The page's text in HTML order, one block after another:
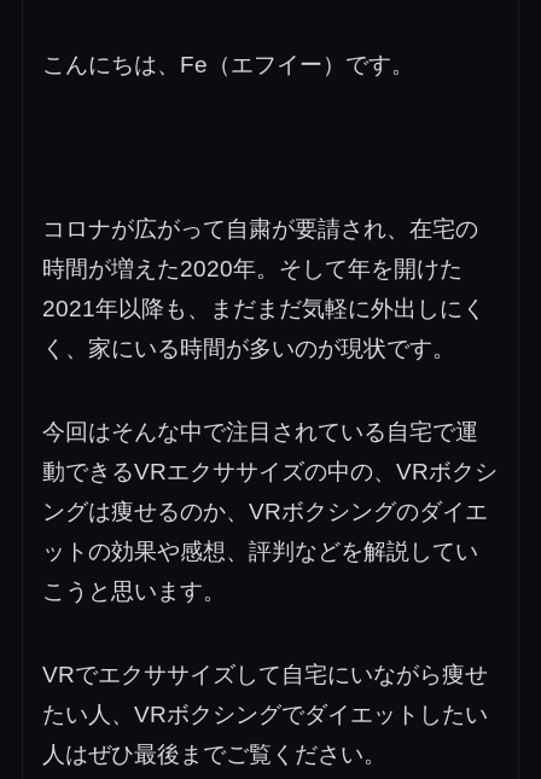
こんにちは、Fe（エフイー）です。
コロナが広がって自粛が要請され、在宅の
時間が増えた2020年。そして年を開けた
2021年以降も、まだまだ気軽に外出しにく
く、家にいる時間が多いのが現状です。
今回はそんな中で注目されている自宅で運
動できるVRエクササイズの中の、VRボクシ
ングは痩せるのか、VRボクシングのダイエ
ットの効果や感想、評判などを解説してい
こうと思います。
VRでエクササイズして自宅にいながら痩せ
たい人、VRボクシングでダイエットしたい
人はぜひ最後までご覧ください。